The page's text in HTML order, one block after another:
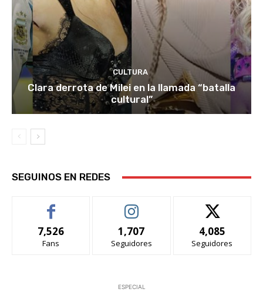
CULTURA
Clara derrota de Milei en la llamada “batalla
cultural”
SEGUINOS EN REDES
7,526
Fans
1,707
Seguidores
4,085
Seguidores
ESPECIAL